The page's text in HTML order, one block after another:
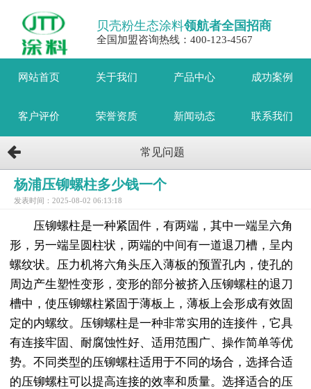
贝壳粉生态涂料领航者全国招商
全国加盟咨询热线：400-123-4567
网站首页 关于我们 产品中心 成功案例
客户评价 荣誉资质 新闻动态 联系我们
常见问题
杨浦压铆螺柱多少钱一个
发表时间：2025-08-02 06:13:18
压铆螺柱是一种紧固件，有两端，其中一端呈六角
形，另一端呈圆柱状，两端的中间有一道退刀槽，呈内
螺纹状。压力机将六角头压入薄板的预置孔内，使孔的
周边产生塑性变形，变形的部分被挤入压铆螺柱的退刀
槽中，使压铆螺柱紧固于薄板上，薄板上会形成有效固
定的内螺纹。压铆螺柱是一种非常实用的连接件，它具
有连接牢固、耐腐蚀性好、适用范围广、操作简单等优
势。不同类型的压铆螺柱适用于不同的场合，选择合适
的压铆螺柱可以提高连接的效率和质量。选择适合的压